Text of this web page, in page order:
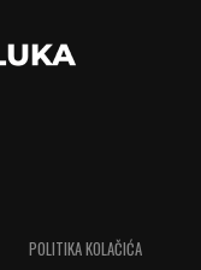
POLITIKA KOLAČIĆA